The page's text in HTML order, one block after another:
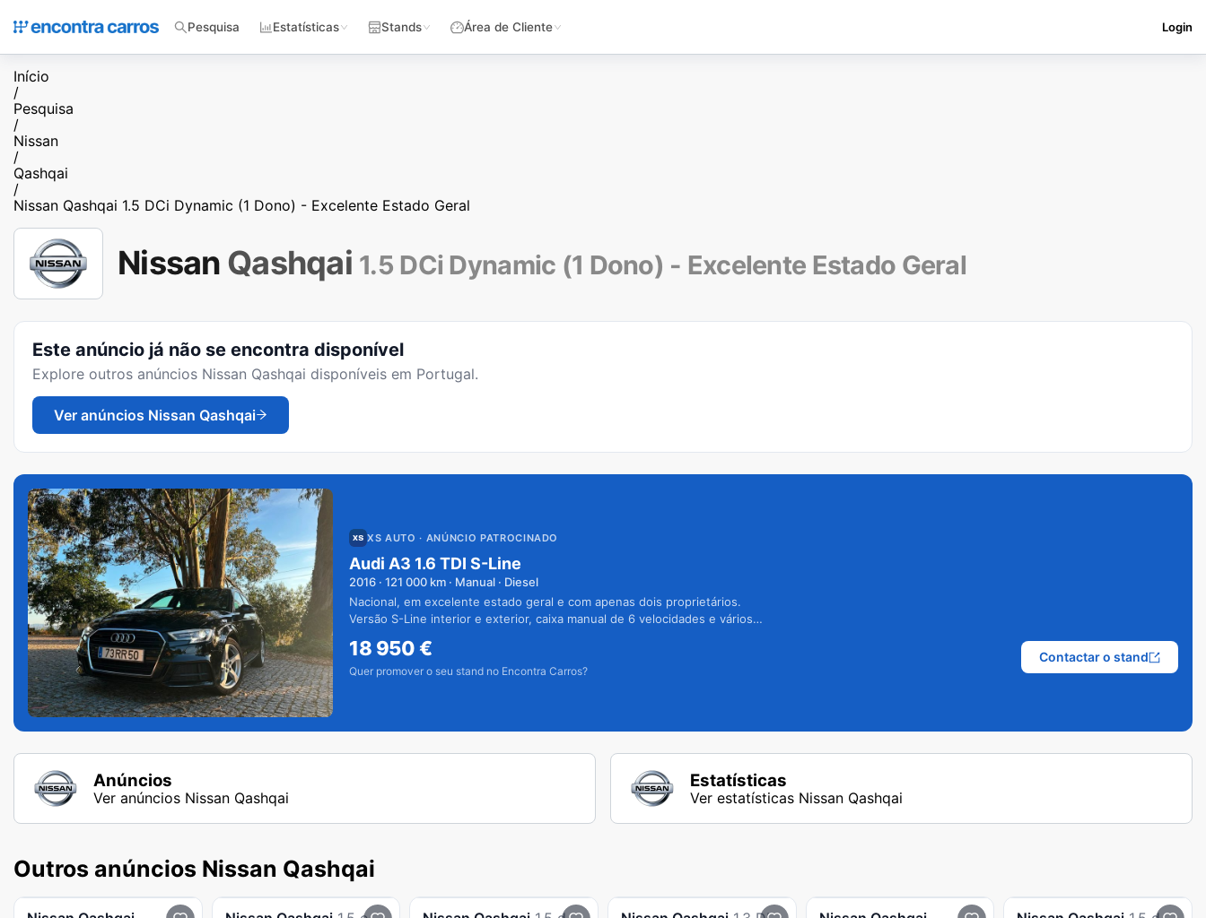
Pesquisa Estatísticas Stands Área de Cliente Login
Início
/
Pesquisa
/
Nissan
/
Qashqai
/
Nissan Qashqai 1.5 DCi Dynamic (1 Dono) - Excelente Estado Geral
Nissan Qashqai 1.5 DCi Dynamic (1 Dono) - Excelente Estado Geral
Este anúncio já não se encontra disponível
Explore outros anúncios Nissan Qashqai disponíveis em Portugal.
Ver anúncios Nissan Qashqai
XS AUTO · ANÚNCIO PATROCINADO
Audi A3 1.6 TDI S-Line
2016 · 121 000 km · Manual · Diesel
Nacional, em excelente estado geral e com apenas dois proprietários.
Versão S-Line interior e exterior, caixa manual de 6 velocidades e vários
18 950€
Quer promover o seu stand no Encontra Carros?
Contactar o stand
Anúncios
Ver anúncios Nissan Qashqai
Estatísticas
Ver estatísticas Nissan Qashqai
Outros anúncios Nissan Qashqai